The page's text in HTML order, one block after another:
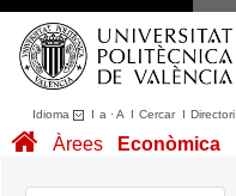
Idioma I a ·A I CercarI Directori
Conjunts de dades
Àrees Econòmica